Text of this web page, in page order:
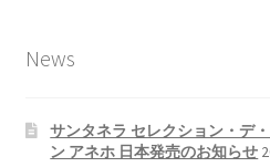
News
サンタネラ セレクション・デ
ン アネホ 日本発売のお知らせ